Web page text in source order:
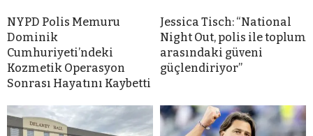
NYPD Polis Memuru
Dominik
Cumhuriyeti’ndeki
Kozmetik Operasyon
Sonrası Hayatını Kaybetti
Jessica Tisch: “National
Night Out, polis ile toplum
arasındaki güveni
güçlendiriyor”